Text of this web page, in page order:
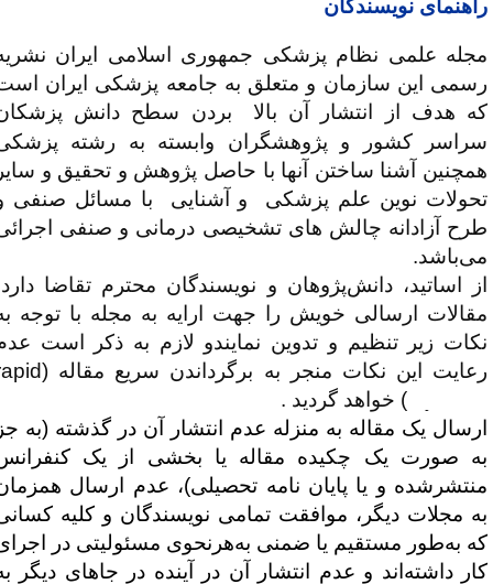
نویسندگان
علمی نظام پزشکی جمهوری اسلامی ایران نشریه
این سازمان و متعلق به جامعه پزشکی ایران است
هدف از انتشار آن بالا
بردن سطح دانش پزشکان
کشور و پژوهشگران وابسته به رشته پزشکی
آشنا ساختن آنها با حاصل پژوهش و تحقیق و سایر
نوین علم پزشکی و آشنایی با مسائل صنفی و
آزادانه چالش های تشخیصی درمانی و صنفی اجرائی
اساتید، دانش‌پژوهان و نویسندگان محترم تقاضا دارد،
ارسالی خویش را جهت ارایه به مجله با توجه به
زیر تنظیم و تدوین نمایندو لازم به ذکر است عدم
این نکات منجر به برگرداندن سریع مقاله ( rapid
) خواهد گردید .
یک مقاله به منزله عدم انتشار آن در گذشته (به جز
صورت یک چکیده مقاله یا بخشی از یک کنفرانس
و یا پایان نامه تحصیلی)، عدم ارسال همزمان
مجلات دیگر، موافقت تمامی نویسندگان و کلیه کسانی
به‌طور مستقیم یا ضمنی به‌هرنحوی مسئولیتی در اجرای
داشته‌اند و عدم انتشار آن در آینده در جاهای دیگر به